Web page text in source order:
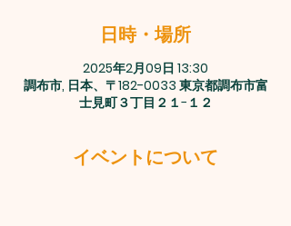
日時・場所
2025年2月09日 13:30
調布市, 日本、〒182-0033 東京都調布市富
士見町３丁目２１−１２
イベントについて